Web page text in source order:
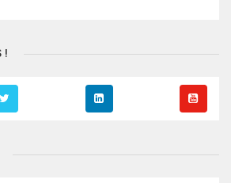
!